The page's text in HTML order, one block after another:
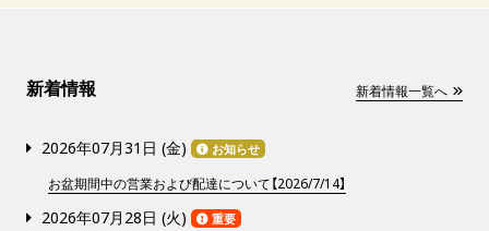
新着情報 新着情報一覧へ
2026年07月31日 (金) お知らせ
お盆期間中の営業および配達について【2026/7/14】
2026年07月28日 (火) 重要